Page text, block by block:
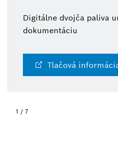
Digitálne dvojča paliva
dokumentáciu
Tlačová
1 / 7